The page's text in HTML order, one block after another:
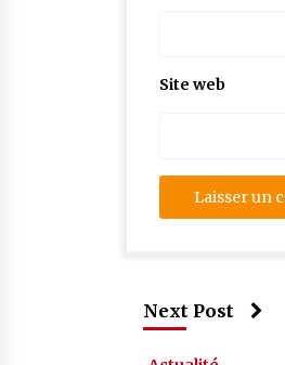
Site web
Next Post